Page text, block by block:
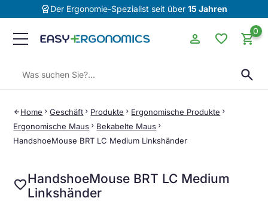
editor_choiceDer Ergonomie-Spezialist seit über 15 Jahren
search
person favorite 0
shopping_cart
arrow_back Home chevron_rightGeschäft chevron_right Produkte chevron_right Ergonomische Produkte chevron_right
Ergonomische Maus chevron_right Bekabelte Maus chevron_right
HandshoeMouse BRT LC Medium Linkshänder
favoriteHandshoeMouse BRT LC Medium
Linkshänder